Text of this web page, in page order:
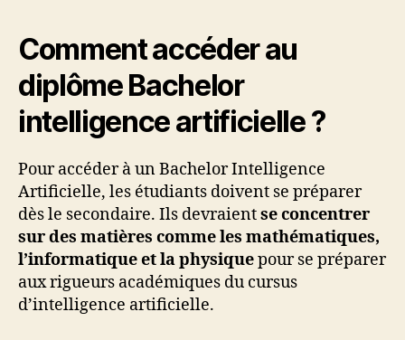
Comment accéder au
diplôme Bachelor
intelligence artificielle ?
Pour accéder à un Bachelor Intelligence
Artificielle, les étudiants doivent se préparer
dès le secondaire. Ils devraientse concentrer
sur des matières comme les mathématiques,
l’informatique et la physiquepour se préparer
aux rigueurs académiques du cursus
d’intelligence artificielle.